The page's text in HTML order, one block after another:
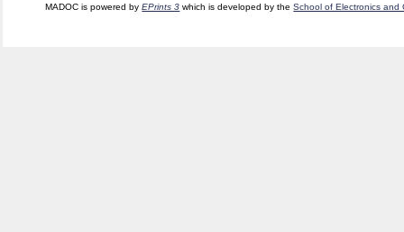
MADOC is powered byEPrints 3 which is developed by theSchool of Electronics and